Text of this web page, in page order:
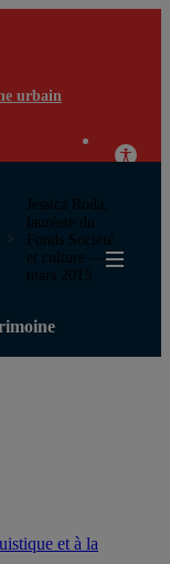
urbain
Jessica Roda,
lauréate du
Fonds Société
et culture —
mars 2015
et à la